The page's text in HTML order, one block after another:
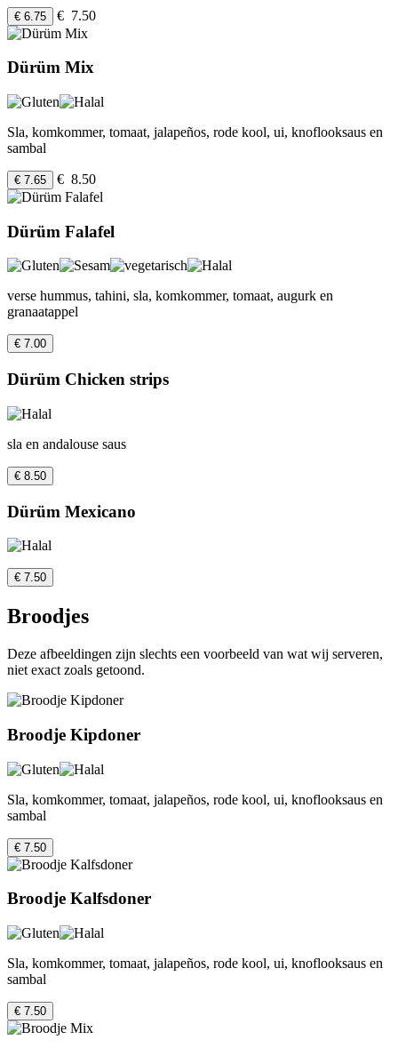
€ 6.75 € 7.50
Dürüm Mix
Sla, komkommer, tomaat, jalapeños, rode kool, ui, knoflooksaus en
sambal
€ 7.65 € 8.50
Dürüm Falafel
verse hummus, tahini, sla, komkommer, tomaat, augurk en
granaatappel
€ 7.00
Dürüm Chicken strips
sla en andalouse saus
€ 8.50
Dürüm Mexicano
€ 7.50
Broodjes
Deze afbeeldingen zijn slechts een voorbeeld van wat wij serveren,
niet exact zoals getoond.
Broodje Kipdoner
Sla, komkommer, tomaat, jalapeños, rode kool, ui, knoflooksaus en
sambal
€ 7.50
Broodje Kalfsdoner
Sla, komkommer, tomaat, jalapeños, rode kool, ui, knoflooksaus en
sambal
€ 7.50